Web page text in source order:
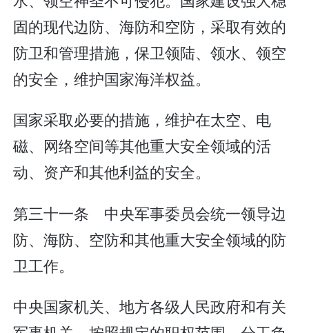
固的现代边防、海防和空防，采取有效的
防卫和管理措施，保卫领陆、领水、领空
的安全，维护国家海洋权益。
国家采取必要的措施，维护在太空、电
磁、网络空间等其他重大安全领域的活
动、资产和其他利益的安全。
第三十一条 中央军事委员会统一领导边
防、海防、空防和其他重大安全领域的防
卫工作。
中央国家机关、地方各级人民政府和有关